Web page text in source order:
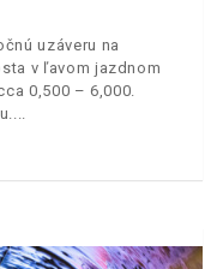
uzáveru na
v ľavom jazdnom
0,500 – 6,000.